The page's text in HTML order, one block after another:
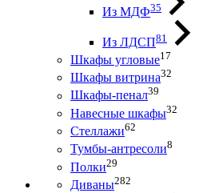
Из МДФ35
Из ЛДСП81
Шкафы угловые17
Шкафы витрина32
Шкафы-пенал39
Навесные шкафы32
Стеллажи62
Тумбы-антресоли8
Полки29
Диваны282